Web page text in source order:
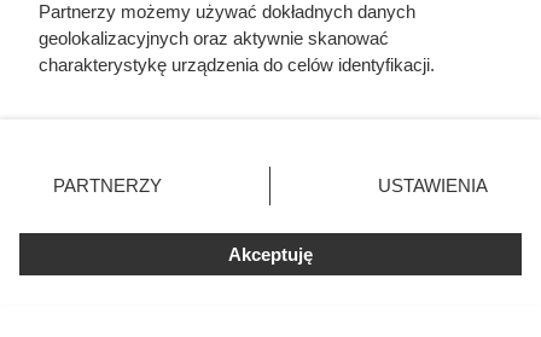
Partnerzy możemy używać dokładnych danych
geolokalizacyjnych oraz aktywnie skanować
charakterystykę urządzenia do celów identyfikacji.
zmienić/wycofać klikając przycisk ustawień prywatności
znajdujący się w lewym dolnym rogu strony. Niektóre
użytkownika, ale masz prawo sprzeciwić się takiemu
przetwarzaniu. Preferencje będą miały zastosowania tylko
PARTNERZY USTAWIENIA
Akceptuję